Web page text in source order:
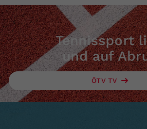
Tennissport
und auf
ÖTV TV